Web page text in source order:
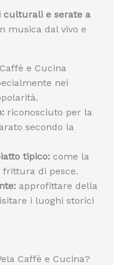
culturali e serate a
musica dal vivo e
e Cucina
nei
riconosciuto per la
secondo la
tipico: come la
frittura di pesce.
approfittare della
i luoghi storici
Caffè e Cucina?